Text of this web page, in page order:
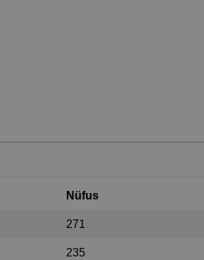
Nüfus
271
235